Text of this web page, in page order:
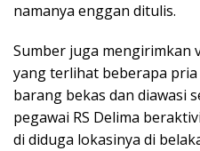
namanya enggan ditulis.
Sumber juga mengirimkan
yang terlihat beberapa
barang bekas dan diawasi
pegawai RS Delima
di diduga lokasinya di